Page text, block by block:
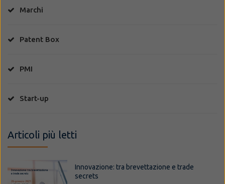
Marchi
Patent Box
PMI
Start-up
Articoli più letti
Innovazione: tra brevettazione e trade
secrets